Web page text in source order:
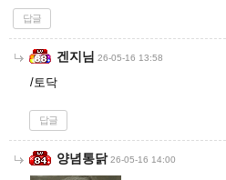
답글
겐지님 26-05-16 13:58
/토닥
답글
양념통닭 26-05-16 14:00